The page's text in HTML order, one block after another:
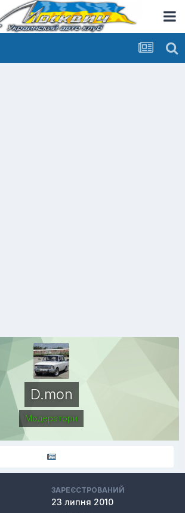
D.mon
Модератори
ЗАРЕЄСТРОВАНИЙ
23 липня 2010